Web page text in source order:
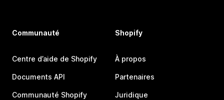
Communauté
Centre d’aide de Shopify
Documents API
Communauté Shopify
Shopify
À propos
Partenaires
Juridique